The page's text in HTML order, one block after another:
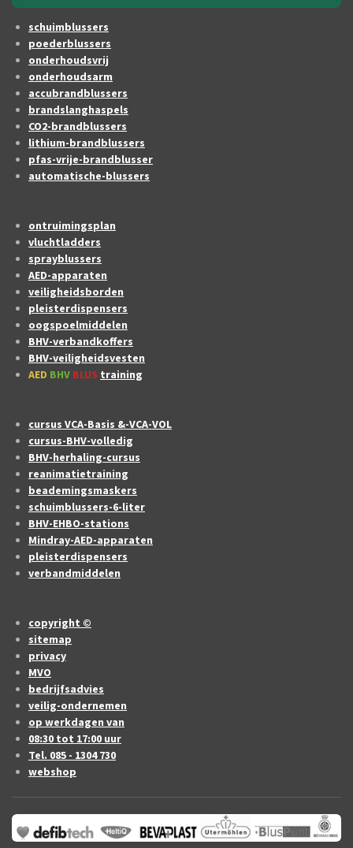
schuimblussers
poederblussers
onderhoudsvrij
onderhoudsarm
accubrandblussers
brandslanghaspels
CO2-brandblussers
lithium-brandblussers
pfas-vrije-brandblusser
automatische-blussers
ontruimingsplan
vluchtladders
sprayblussers
AED-apparaten
veiligheidsborden
pleisterdispensers
oogspoelmiddelen
BHV-verbandkoffers
BHV-veiligheidsvesten
AED BHV BLUS training
cursus VCA-Basis &-VCA-VOL
cursus-BHV-volledig
BHV-herhaling-cursus
reanimatietraining
beademingsmaskers
schuimblussers-6-liter
BHV-EHBO-stations
Mindray-AED-apparaten
pleisterdispensers
verbandmiddelen
copyright ©
sitemap
privacy
MVO
bedrijfsadvies
veilig-ondernemen
op werkdagen van
08:30 tot 17:00 uur
Tel. 085 - 1304 730
webshop